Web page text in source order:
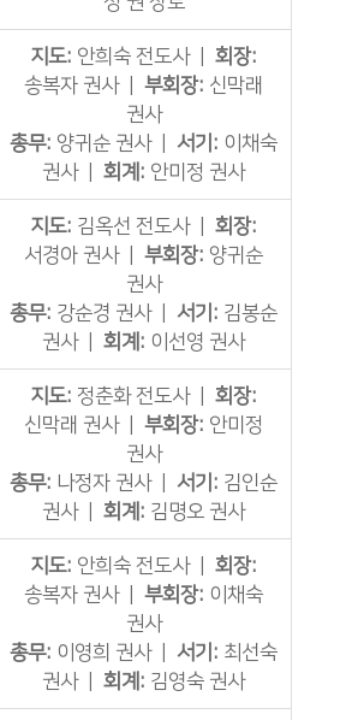
지도: 안희숙 전도사 | 회장:
송복자 권사 | 부회장: 신막래
권사
총무: 양귀순 권사 | 서기: 이채숙
권사 | 회계: 안미정 권사
지도: 김옥선 전도사 | 회장:
서경아 권사 | 부회장: 양귀순
권사
총무: 강순경 권사 | 서기: 김봉순
권사 | 회계: 이선영 권사
지도: 정춘화 전도사 | 회장:
신막래 권사 | 부회장: 안미정
권사
총무: 나정자 권사 | 서기: 김인순
권사 | 회계: 김명오 권사
지도: 안희숙 전도사 | 회장:
송복자 권사 | 부회장: 이채숙
권사
총무: 이영희 권사 | 서기: 최선숙
권사 | 회계: 김영숙 권사